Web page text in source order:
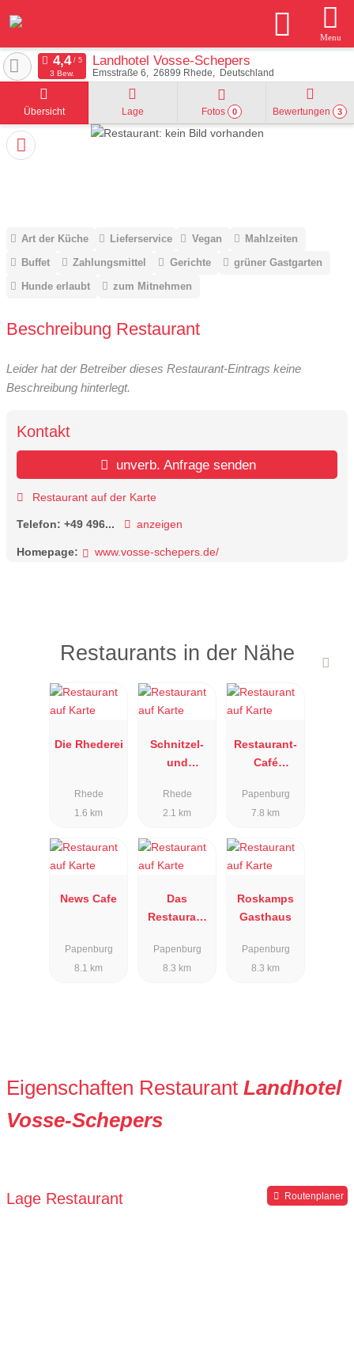
Menu
Landhotel Vosse-Schepers
Emsstraße 6 26899 Rhede Deutschland
3 Bew.
Übersicht Lage Fotos 0 Bewertungen 3
Art der Küche Lieferservice Vegan
Mahlzeiten
Buffet
Zahlungsmittel Gerichte
grüner Gastgarten
Hunde erlaubt
zum Mitnehmen
Beschreibung Restaurant
Leider hat der Betreiber dieses Restaurant-Eintrags keine
Beschreibung hinterlegt.
Kontakt
unverb. Anfrage senden
Restaurant auf der Karte
Telefon: +49 496... anzeigen
Homepage: www.vosse-schepers.de/
Restaurants in der Nähe
Die Rhederei
Rhede
1.6 km
Schnitzel-
und
Olle Rheen
Rhede
2.1 km
Restaurant-
Café
Papenburg
7.8 km
News Cafe
Papenburg
8.1 km
Das
Restaurant
Papenburg
8.3 km
Roskamps
Gasthaus
Papenburg
8.3 km
Eigenschaften Restaurant Landhotel
Vosse-Schepers
Lage Restaurant Routenplaner